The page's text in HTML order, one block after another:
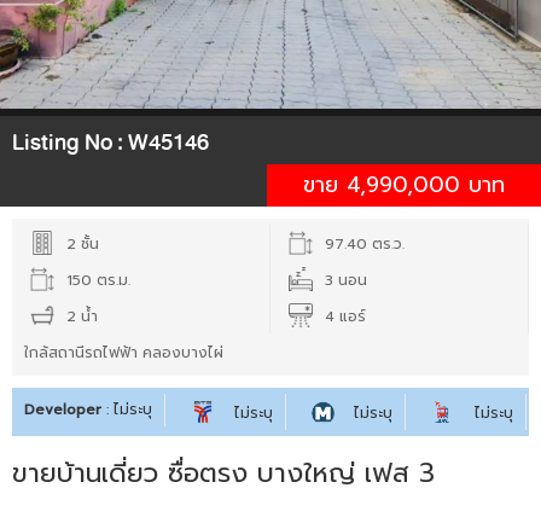
Listing No :W45146
ขาย 4,990,000 บาท
2 ชั้น
97.40 ตร.ว.
150 ตร.ม.
3 นอน
2 น้ำ
4 แอร์
ใกล้สถานีรถไฟฟ้า คลองบางไผ่
Developer : ไม่ระบุ ไม่ระบุ ไม่ระบุ ไม่ระบุ
ขายบ้านเดี่ยว ซื่อตรง บางใหญ่ เฟส 3